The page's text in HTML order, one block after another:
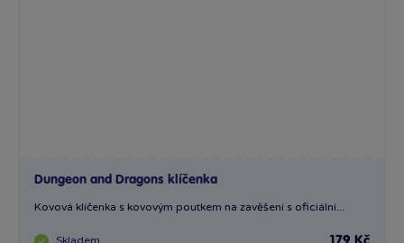
Dungeon and Dragons klíčenka
Kovová klíčenka s kovovým poutkem na zavěšení s oficiální...
Skladem